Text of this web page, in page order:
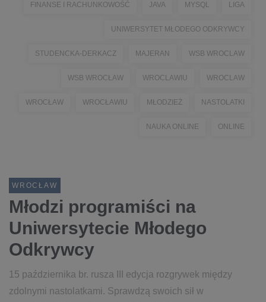
FINANSE I RACHUNKOWOŚĆ JAVA MYSQL LIGA
UNIWERSYTET MŁODEGO ODKRYWCY
STUDENCKA-DERKACZ MAJERAN WSB WROCLAW
WSB WROCŁAW WROCLAWIU WROCLAW
WROCŁAW WROCŁAWIU MŁODZIEŻ NASTOLATKI
NAUKA ONLINE ONLINE
WROCŁAW
Młodzi programiści na
Uniwersytecie Młodego
Odkrywcy
15 października br. rusza III edycja rozgrywek między
zdolnymi nastolatkami. Sprawdzą swoich sił w